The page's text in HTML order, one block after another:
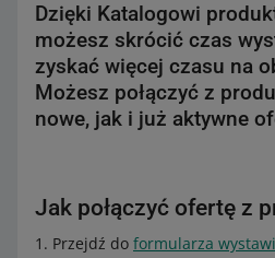
Dzięki Katalogowi
możesz skrócić czas
zyskać więcej czasu na
Możesz połączyć z
nowe, jak i już aktywne
Jak połączyć ofertę z
Przejdź do formularza